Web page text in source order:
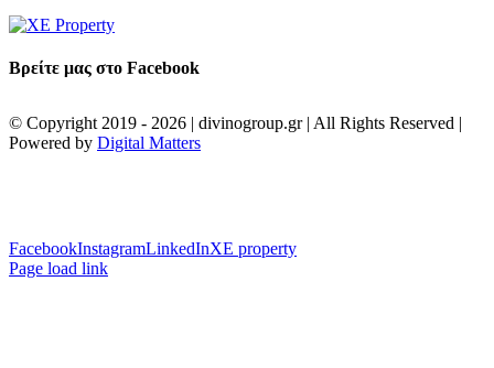
Βρείτε μας στο Facebook
© Copyright 2019 - 2026 | divinogroup.gr | All Rights Reserved |
Powered by Digital Matters
FacebookInstagramLinkedInXE property
Page load link